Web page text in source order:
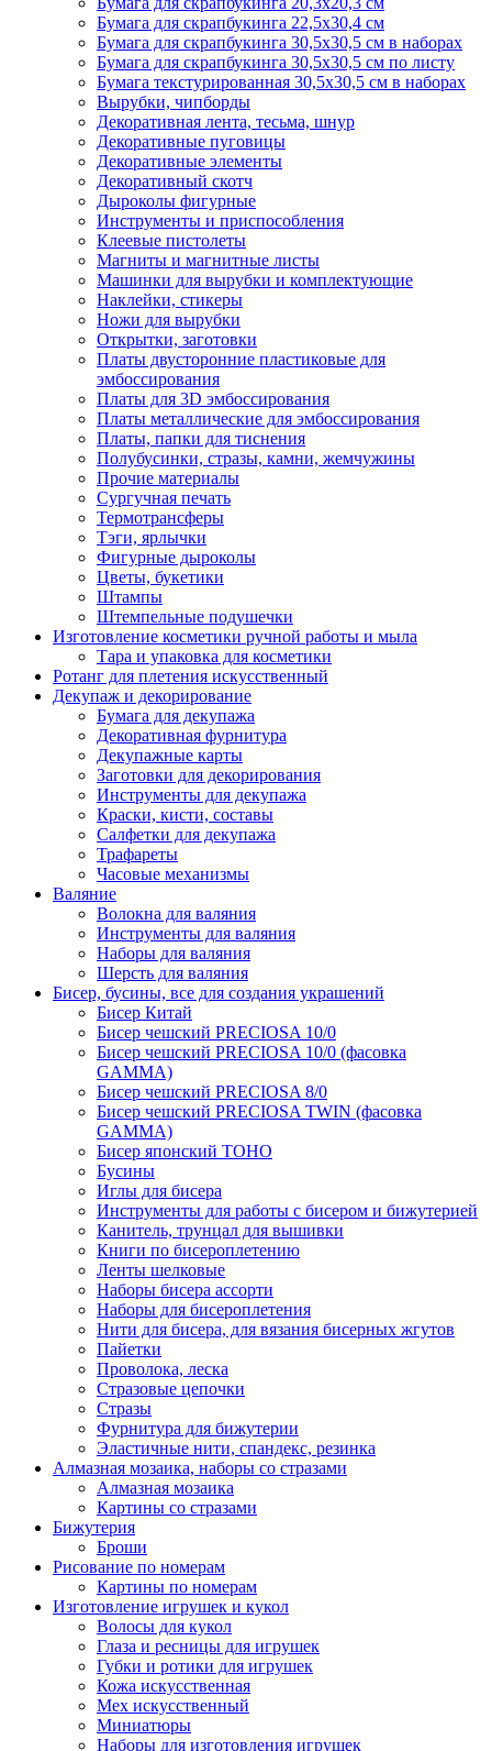
Бумага для скрапбукинга 22,5х30,4 см
Бумага для скрапбукинга 30,5х30,5 см в наборах
Бумага для скрапбукинга 30,5х30,5 см по листу
Бумага текстурированная 30,5х30,5 см в наборах
Вырубки, чипборды
Декоративная лента, тесьма, шнур
Декоративные пуговицы
Декоративные элементы
Декоративный скотч
Дыроколы фигурные
Инструменты и приспособления
Клеевые пистолеты
Магниты и магнитные листы
Машинки для вырубки и комплектующие
Наклейки, стикеры
Ножи для вырубки
Открытки, заготовки
Платы двусторонние пластиковые для
эмбоссирования
Платы для 3D эмбоссирования
Платы металлические для эмбоссирования
Платы, папки для тиснения
Полубусинки, стразы, камни, жемчужины
Прочие материалы
Сургучная печать
Термотрансферы
Тэги, ярлычки
Фигурные дыроколы
Цветы, букетики
Штампы
Штемпельные подушечки
Изготовление косметики ручной работы и мыла
Тара и упаковка для косметики
Ротанг для плетения искусственный
Декупаж и декорирование
Бумага для декупажа
Декоративная фурнитура
Декупажные карты
Заготовки для декорирования
Инструменты для декупажа
Краски, кисти, составы
Салфетки для декупажа
Трафареты
Часовые механизмы
Валяние
Волокна для валяния
Инструменты для валяния
Наборы для валяния
Шерсть для валяния
Бисер, бусины, все для создания украшений
Бисер Китай
Бисер чешский PRECIOSA 10/0
Бисер чешский PRECIOSA 10/0 (фасовка
GAMMA)
Бисер чешский PRECIOSA 8/0
Бисер чешский PRECIOSA TWIN (фасовка
GAMMA)
Бисер японский TOHO
Бусины
Иглы для бисера
Инструменты для работы с бисером и бижутерией
Канитель, трунцал для вышивки
Книги по бисероплетению
Ленты шелковые
Наборы бисера ассорти
Наборы для бисероплетения
Нити для бисера, для вязания бисерных жгутов
Пайетки
Проволока, леска
Стразовые цепочки
Стразы
Фурнитура для бижутерии
Эластичные нити, спандекс, резинка
Алмазная мозаика, наборы со стразами
Алмазная мозаика
Картины co стразами
Бижутерия
Броши
Рисование по номерам
Картины по номерам
Изготовление игрушек и кукол
Волосы для кукол
Глаза и ресницы для игрушек
Губки и ротики для игрушек
Кожа искусственная
Мех искусственный
Миниатюры
Наборы для изготовления игрушек